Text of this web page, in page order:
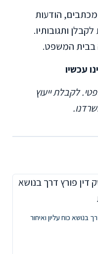
הודעות
ותגובותיו.
בבית המשפט.
עכשיו
לקבלת ייעוץ
כוח עליון ואיחור